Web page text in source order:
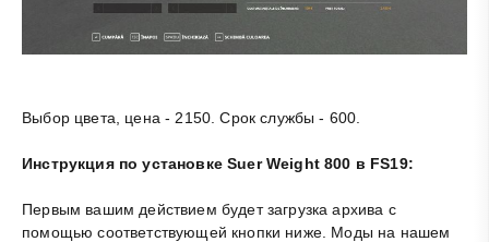
Выбор цвета, цена - 2150. Срок службы - 600.
Инструкция по установке Suer Weight 800 в FS19:
Первым вашим действием будет загрузка архива с
помощью соответствующей кнопки ниже. Моды на нашем